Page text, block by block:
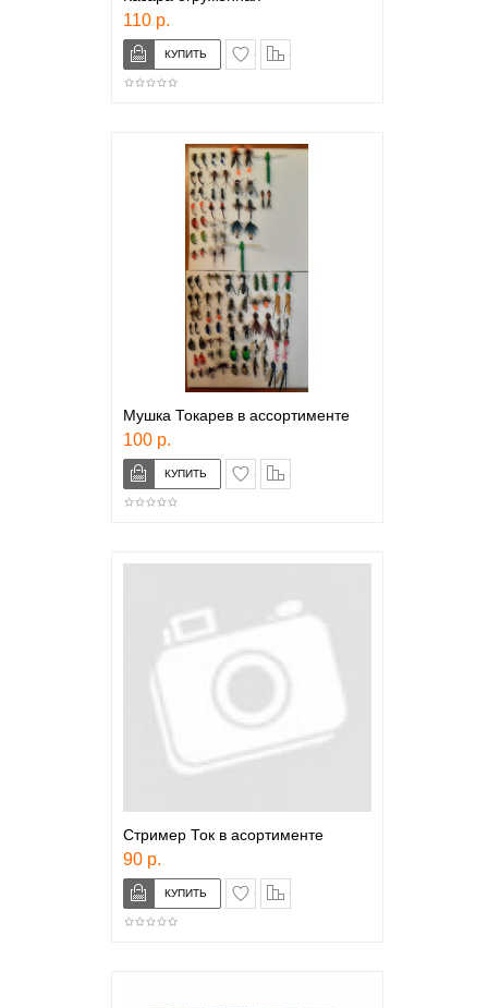
110 р.
в закладки
Мушка Токарев в ассортименте
100 р.
в закладки
Стример Ток в асортименте
90 р.
в закладки